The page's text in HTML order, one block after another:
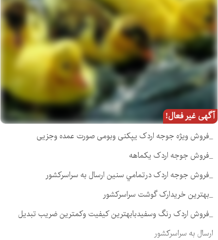
آگهی غیر فعال!
_فروش ويژه جوجه اردک يپکنی وبومی صورت عمده وجزیی
_فروش جوجه اردک يکماهه
_فروش جوجه اردک درتمامي سنين ارسال به سراسرکشور
_بهترين خريدارک گوشت سراسرکشور
_فروش اردک رنگ وسفيدبابهترين کيفيت وکمترين ضريب تبدیل
ارسال به سراسركشور